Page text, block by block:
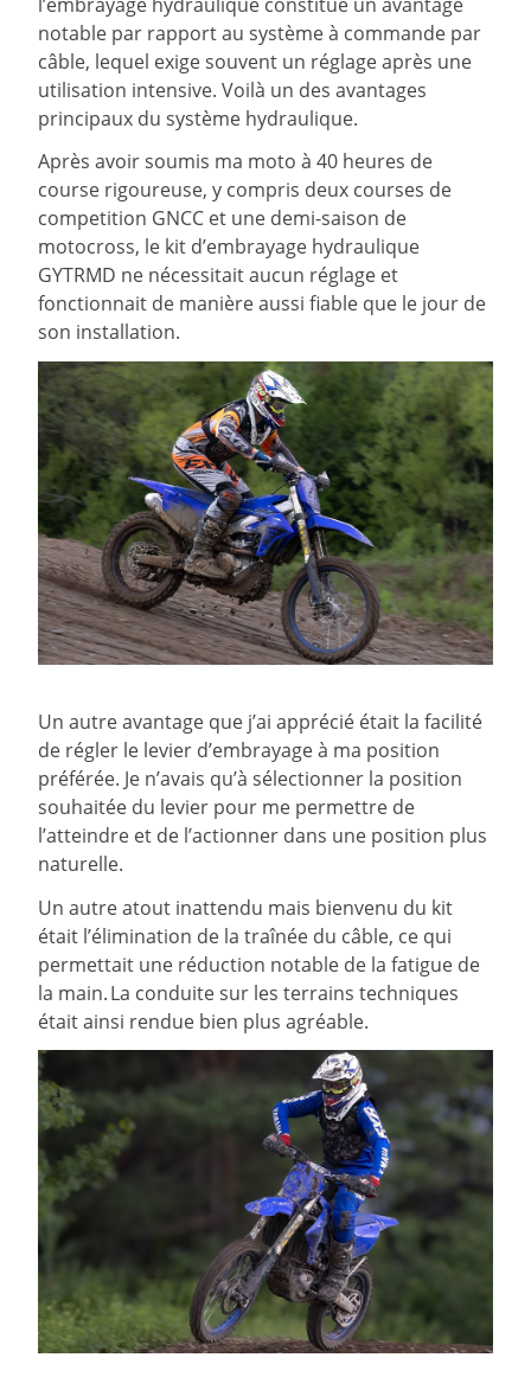
notable par rapport au système à commande par
câble, lequel exige souvent un réglage après une
utilisation intensive. Voilà un des avantages
principaux du système hydraulique.
Après avoir soumis ma moto à 40 heures de
course rigoureuse, y compris deux courses de
competition GNCC et une demi-saison de
motocross, le kit d’embrayage hydraulique
GYTRMD ne nécessitait aucun réglage et
fonctionnait de manière aussi fiable que le jour de
son installation.
Un autre avantage que j’ai apprécié était la facilité
de régler le levier d’embrayage à ma position
préférée. Je n’avais qu’à sélectionner la position
souhaitée du levier pour me permettre de
l’atteindre et de l’actionner dans une position plus
naturelle.
Un autre atout inattendu mais bienvenu du kit
était l’élimination de la traînée du câble, ce qui
permettait une réduction notable de la fatigue de
la main. La conduite sur les terrains techniques
était ainsi rendue bien plus agréable.